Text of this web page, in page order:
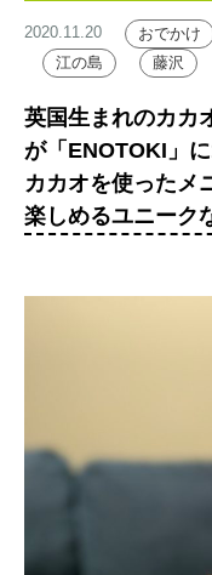
2020.11.20 おでかけ
江の島
藤沢
英国生まれのカカ
が「ENOTOKI」
カカオを使ったメ
楽しめるユニーク